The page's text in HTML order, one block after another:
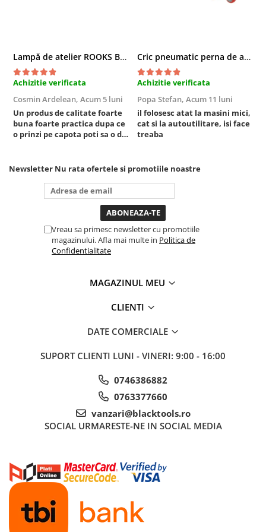
Surubelnite Si Biti
Truse de biti
Truse de surubelnite
Vulcanizare
Masini de dejantat roti
Scule Vulcanizare
Lampă de atelier ROOKS B2 HYBRID pentru capotă, 2000 lumeni, 5000 mAh
Achizitie verificata
Cosmin Ardelean, Acum 5 luni
Un produs de calitate foarte
buna foarte practica dupa ce
o prinzi pe capota poti sa o dai
puternica si de la baterie care
tine destul de mult dar daca o
bagi la priza nu mai ai treaba
toata ziua ,ce...
Cric pneumatic perna de aer cu inaltator 6T
Achizitie verificata
Popa Stefan, Acum 11 luni
il folosesc atat la masini mici,
cat si la autoutilitare, isi face
treaba
Newsletter Nu rata ofertele si promotiile noastre
Vreau sa primesc newsletter cu promotiile
magazinului. Afla mai multe in Politica de
Confidentialitate
MAGAZINUL MEU
CLIENTI
DATE COMERCIALE
SUPORT CLIENTI LUNI - VINERI: 9:00 - 16:00
0746386882
0763377660
vanzari@blacktools.ro
SOCIAL URMARESTE-NE IN SOCIAL MEDIA